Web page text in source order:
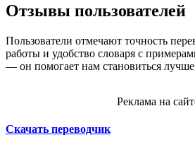
Отзывы пользователей
Пользователи отмечают точность
работы и удобство словаря с
— он помогает нам становиться
Реклама на
Скачать переводчик